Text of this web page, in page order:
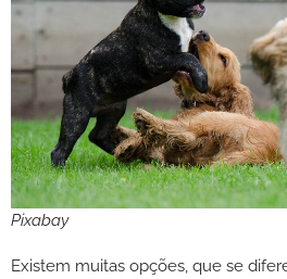
Pixabay
Existem muitas opções, que se